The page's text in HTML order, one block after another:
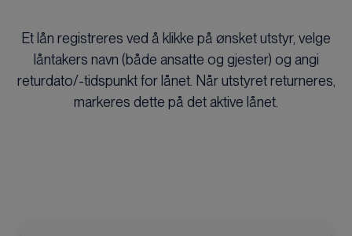
Et lån registreres ved å klikke på ønsket utstyr, velge
låntakers navn (både ansatte og gjester) og angi
returdato/-tidspunkt for lånet. Når utstyret returneres,
markeres dette på det aktive lånet.